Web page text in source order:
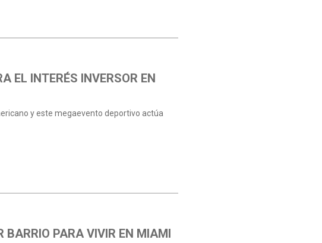
EL INTERÉS INVERSOR EN
y este megaevento deportivo actúa
PARA VIVIR EN MIAMI